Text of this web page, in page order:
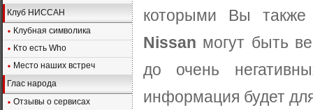
Клуб НИССАН
Клубная символика
Кто есть Who
Место наших встреч
Глас народа
Отзывы о сервисах
которыми Вы
Nissan могут быть
до очень
информация будет